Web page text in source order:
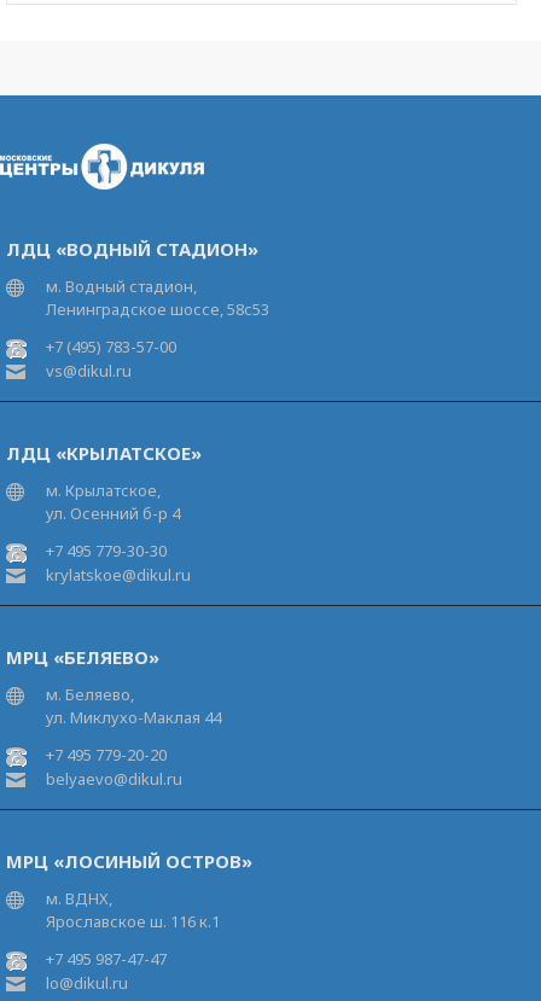
ЛДЦ «ВОДНЫЙ СТАДИОН»
м. Водный стадион,
Ленинградское шоссе, 58с53
+7 (495) 783-57-00
vs@dikul.ru
ЛДЦ «КРЫЛАТСКОЕ»
м. Крылатское,
ул. Осенний б-р 4
+7 495 779-30-30
krylatskoe@dikul.ru
МРЦ «БЕЛЯЕВО»
м. Беляево,
ул. Миклухо-Маклая 44
+7 495 779-20-20
belyaevo@dikul.ru
МРЦ «ЛОСИНЫЙ ОСТРОВ»
м. ВДНХ,
Ярославское ш. 116 к.1
+7 495 987-47-47
lo@dikul.ru